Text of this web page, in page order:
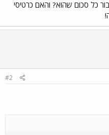
כל סכום שהוא? והאם כרטיסי
#2